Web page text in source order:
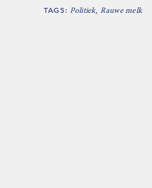
TAGS:Politiek,Rauwe melk